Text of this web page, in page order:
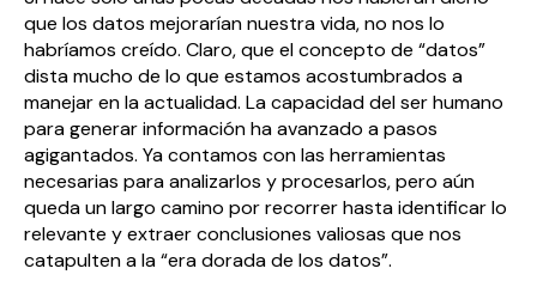
que los datos mejorarían nuestra vida, no nos lo
habríamos creído. Claro, que el concepto de “datos”
dista mucho de lo que estamos acostumbrados a
manejar en la actualidad. La capacidad del ser humano
para generar información ha avanzado a pasos
agigantados. Ya contamos con las herramientas
necesarias para analizarlos y procesarlos, pero aún
queda un largo camino por recorrer hasta identificar lo
relevante y extraer conclusiones valiosas que nos
catapulten a la “era dorada de los datos”.